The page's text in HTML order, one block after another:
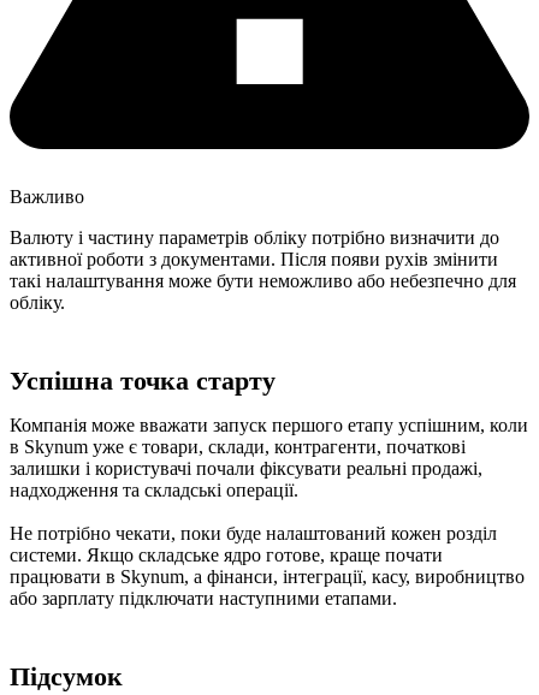
Важливо
Валюту і частину параметрів обліку потрібно визначити до
активної роботи з документами. Після появи рухів змінити
такі налаштування може бути неможливо або небезпечно для
обліку.
Успішна точка старту
Компанія може вважати запуск першого етапу успішним, коли
в Skynum уже є товари, склади, контрагенти, початкові
залишки і користувачі почали фіксувати реальні продажі,
надходження та складські операції.
Не потрібно чекати, поки буде налаштований кожен розділ
системи. Якщо складське ядро готове, краще почати
працювати в Skynum, а фінанси, інтеграції, касу, виробництво
або зарплату підключати наступними етапами.
Підсумок